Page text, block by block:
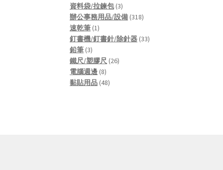
products
資料袋/拉鍊包 33
products
辦公事務用品/設備 318318
速乾筆 11
product
釘書機/釘書針/除針器 3333
鉛筆 33
products
鐵尺/塑膠尺 2626
電腦週邊 88
products
黏貼用品 4848